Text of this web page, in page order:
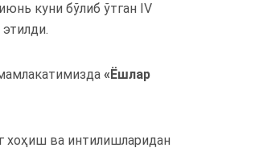
куни бўлиб ўтган IV
«Ёшлар
ва интилишларидан